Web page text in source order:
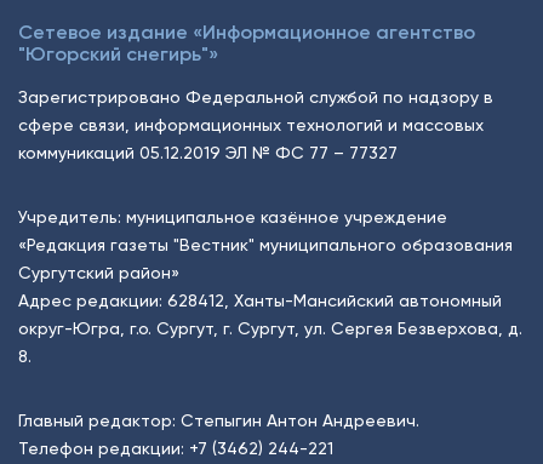
Сетевое издание «Информационное агентство
"Югорский снегирь"»
Зарегистрировано Федеральной службой по надзору в
сфере связи, информационных технологий и массовых
коммуникаций 05.12.2019 ЭЛ № ФС 77 – 77327
Учредитель: муниципальное казённое учреждение
«Редакция газеты "Вестник" муниципального образования
Сургутский район»
Адрес редакции: 628412, Ханты-Мансийский автономный
округ-Югра, г.о. Сургут, г. Сургут, ул. Сергея Безверхова, д.
8.
Главный редактор: Степыгин Антон Андреевич.
Телефон редакции: +7 (3462) 244-221